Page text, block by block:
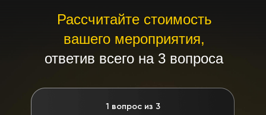
Рассчитайте стоимость
вашего мероприятия,
ответив всего на 3 вопроса
1 вопрос из 3